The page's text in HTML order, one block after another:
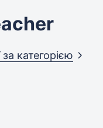
за категорією